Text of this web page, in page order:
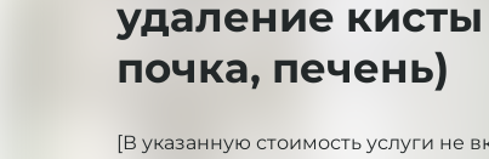
удаление
почка, печень)
[В указанную стоимость услуги не